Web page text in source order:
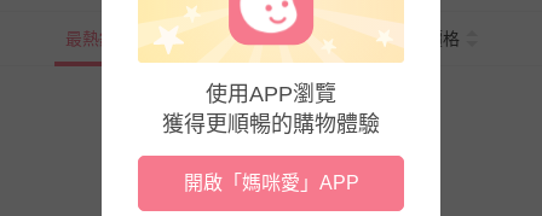
最熱銷 新上市 價格
使用APP瀏覽
獲得更順暢的購物體驗
開啟「媽咪愛」APP